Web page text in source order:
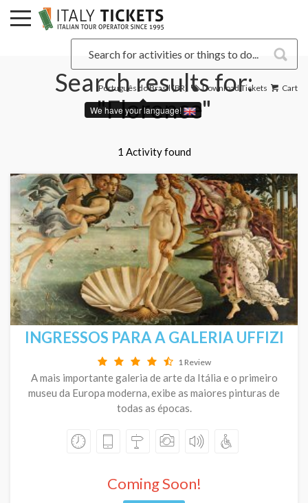
Português do Brasil (BR)
We have your language!
Download Tickets Cart
Search results for:
"Florence"
1 Activity found
INGRESSOS PARA A GALERIA UFFIZI
1 Review
A mais importante galeria de arte da Itália e o primeiro
museu da Europa moderna, exibe as maiores pinturas de
todas as épocas.
Coming Soon!